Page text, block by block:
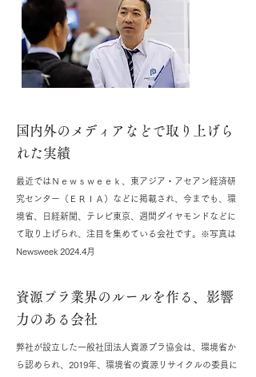
国内外のメディアなどで取り上げら
れた実績
最近ではＮｅｗｓｗｅｅｋ、東アジア・アセアン経済研
究センター（ＥＲＩＡ）などに掲載され、今までも、環
境省、日経新聞、テレビ東京、週間ダイヤモンドなどに
て取り上げられ、注目を集めている会社です。※写真は
Newsweek 2024.4月
資源プラ業界のルールを作る、影響
力のある会社
弊社が設立した一般社団法人資源プラ協会は、環境省か
ら認められ、2019年、環境省の資源リサイクルの委員に